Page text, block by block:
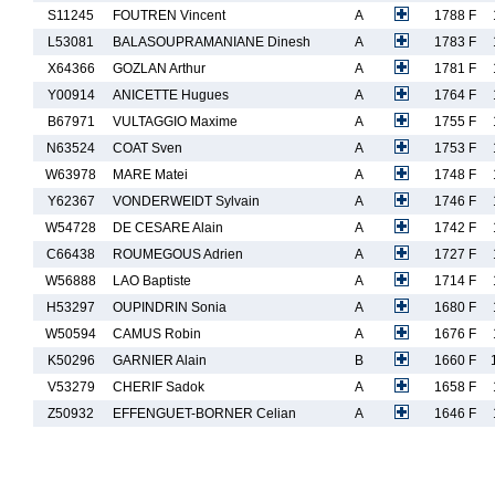
S11245
FOUTREN Vincent A 1788 F
L53081
BALASOUPRAMANIANE Dinesh A 1783 F
X64366
GOZLAN Arthur A 1781 F
Y00914
ANICETTE Hugues A 1764 F
B67971
VULTAGGIO Maxime A 1755 F
N63524
COAT Sven A 1753 F
W63978
MARE Matei A 1748 F
Y62367
VONDERWEIDT Sylvain A 1746 F
W54728
DE CESARE Alain A 1742 F
C66438
ROUMEGOUS Adrien A 1727 F
W56888
LAO Baptiste A 1714 F
H53297
OUPINDRIN Sonia A 1680 F
W50594
CAMUS Robin A 1676 F
K50296
GARNIER Alain B 1660 F
V53279
CHERIF Sadok A 1658 F
Z50932
EFFENGUET-BORNER Celian A 1646 F